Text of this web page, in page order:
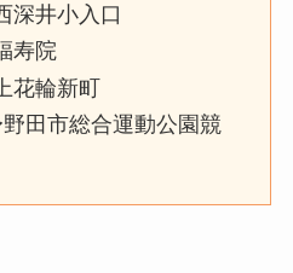
井小入口
寿院
輪新町
田市総合運動公園競